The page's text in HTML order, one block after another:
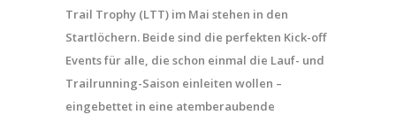
Trail Trophy (LTT) im Mai stehen in den
Startlöchern. Beide sind die perfekten Kick-off
Events für alle, die schon einmal die Lauf- und
Trailrunning-Saison einleiten wollen –
eingebettet in eine atemberaubende